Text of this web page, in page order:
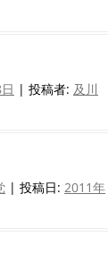
| 投稿者: 及川
| 投稿日: 2011年